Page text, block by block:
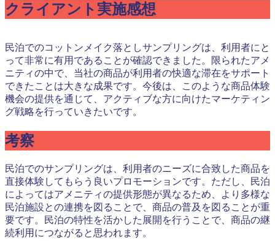
クライアント実施感想
民泊でのコットンメイク落としサンプリングは、利用者にと
って非常に有用であることが確認できました。限られたアメ
ニティの中で、当社の商品が利用者の快適な滞在をサポート
できたことは大きな成果です。今後は、このような商品体験
機会の提供を通じて、アクティブな方に向けたマーケティン
グ戦略を行っていきたいです。
考察
民泊でのサンプリングは、利用者のニーズに合致した商品を
直接体験してもらう良いプロモーションです。ただし、民泊
によってはアメニティの提供形態が異なるため、より多様な
民泊施設との連携を図ることで、商品の普及を図ることが重
要です。民泊の特性を活かした展開を行うことで、商品の継
続利用につながると思われます。